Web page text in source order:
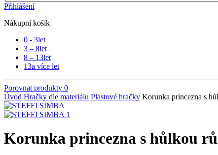
Přihlášení
Nákupní košík
0 - 3let
3 – 8let
8 – 13let
13a více let
Porovnat produkty 0
Úvod Hračky dle materiálu Plastové hračky Korunka princezna s
Korunka princezna s hůlkou